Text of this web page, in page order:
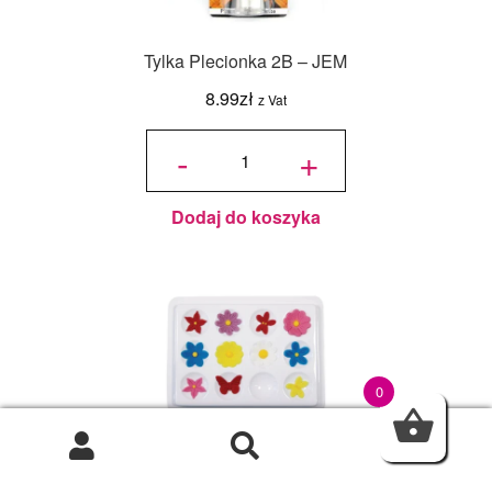
Tylka Plecionka 2B – JEM
8.99zł z Vat
-
ilość
2B - JEM +
Dodaj do koszyka
Forma do suszenia kwiatów cukrowych JEM
0